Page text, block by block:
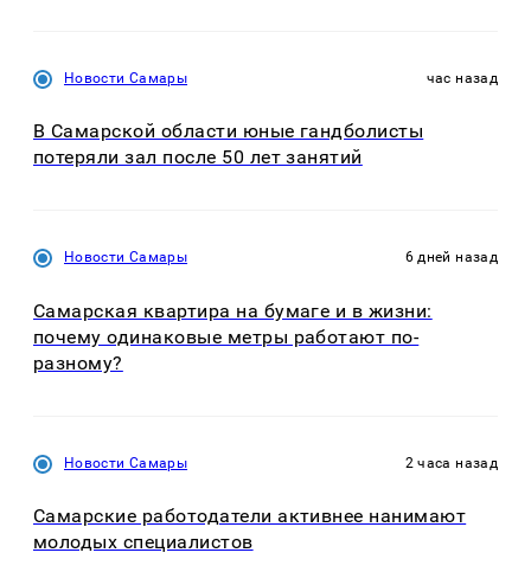
Новости Самары час назад
В Самарской области юные гандболисты
потеряли зал после 50 лет занятий
Новости Самары 6 дней назад
Самарская квартира на бумаге и в жизни:
почему одинаковые метры работают по-
разному?
Новости Самары 2 часа назад
Самарские работодатели активнее нанимают
молодых специалистов